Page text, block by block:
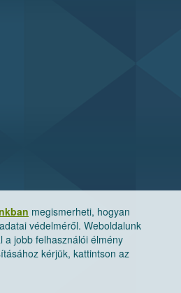
megismerheti, hogyan
védelméről. Weboldalunk
a jobb felhasználói élmény
kérjük, kattintson az